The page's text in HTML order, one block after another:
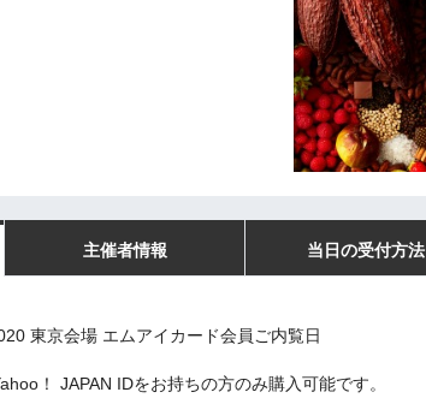
主催者情報 当日の受付方法
東京会場 エムアイカード会員ご内覧日
！ JAPAN IDをお持ちの方のみ購入可能です。